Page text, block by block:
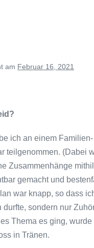
am Februar 16, 2021
ich an einem Familien-
teilgenommen. (Dabei
Zusammenhänge
gemacht und
war knapp, so dass
durfte, sondern nur
Thema es ging, wurde
in Tränen.